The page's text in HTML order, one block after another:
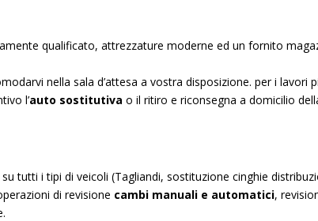
qualificato, attrezzature moderne ed un fornito
nella sala d’attesa a vostra disposizione. per i lavori
l’auto sostitutiva o il ritiro e riconsegna a domicilio
su tutti i tipi di veicoli (Tagliandi, sostituzione cinghie
di revisione cambi manuali e automatici,